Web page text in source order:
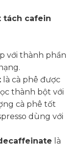
tách cafein
với thành phần
là cà phê được
thành bột với
cà phê tốt
dùng với
là